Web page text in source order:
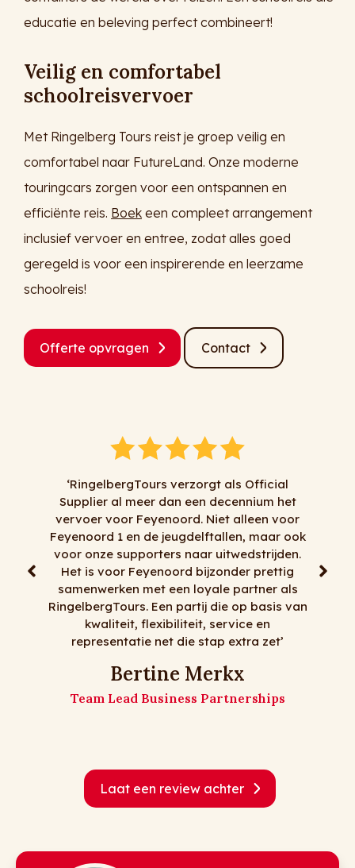
educatie en beleving perfect combineert!
Veilig en comfortabel
schoolreisvervoer
Met Ringelberg Tours reist je groep veilig en
comfortabel naar FutureLand. Onze moderne
touringcars zorgen voor een ontspannen en
efficiënte reis. Boek een compleet arrangement
inclusief vervoer en entree, zodat alles goed
geregeld is voor een inspirerende en leerzame
schoolreis!
Offerte opvragen Contact
‘RingelbergTours verzorgt als Official
Supplier al meer dan een decennium het
vervoer voor Feyenoord. Niet alleen voor
Feyenoord 1 en de jeugdelftallen, maar ook
voor onze supporters naar uitwedstrijden.
Het is voor Feyenoord bijzonder prettig
samenwerken met een loyale partner als
RingelbergTours. Een partij die op basis van
kwaliteit, flexibiliteit, service en
representatie net die stap extra zet’
Bertine Merkx
Team Lead Business Partnerships
alles
korte
Laat een review achter